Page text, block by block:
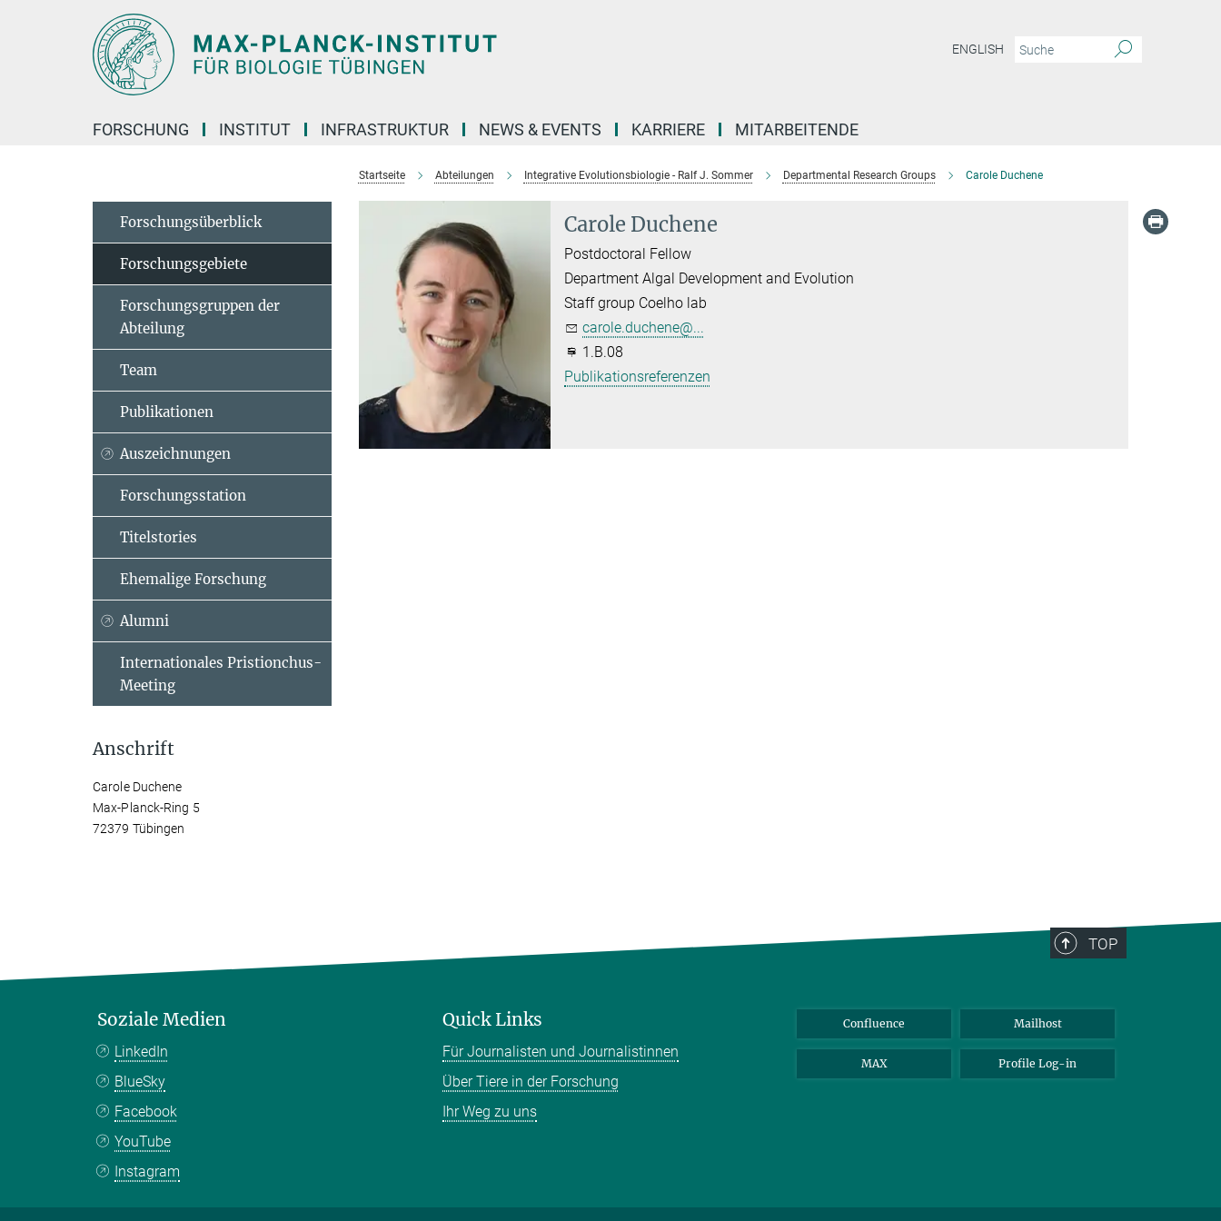
ENGLISH
FORSCHUNG INSTITUT INFRASTRUKTUR NEWS & EVENTS KARRIERE MITARBEITENDE
Startseite Abteilungen Integrative Evolutionsbiologie - Ralf J. Sommer Departmental Research Groups Carole Duchene
Carole Duchene
Postdoctoral Fellow
Department Algal Development and Evolution
Staff group Coelho lab
carole.duchene@...
1.B.08
Publikationsreferenzen
Forschungsüberblick
Forschungsgebiete
Forschungsgruppen der
Abteilung
Team
Publikationen
Auszeichnungen
Forschungsstation
Titelstories
Ehemalige Forschung
Alumni
Internationales Pristionchus-
Meeting
Anschrift
Carole Duchene
Max-Planck-Ring 5
72379 Tübingen
TOP
Soziale Medien
LinkedIn
BlueSky
Facebook
YouTube
Instagram
Quick Links
Für Journalisten und Journalistinnen
Über Tiere in der Forschung
Ihr Weg zu uns
Confluence Mailhost
MAX Profile Log-in